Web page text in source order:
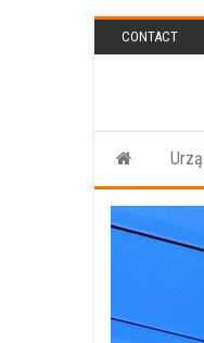
Przejdź
do
CONTACT